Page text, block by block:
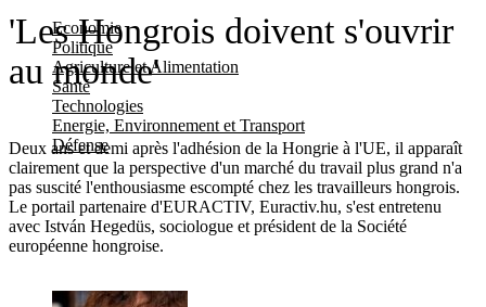
Economie
Politique
Agriculture et Alimentation
Santé
Technologies
Energie, Environnement et Transport
Défense
'Les Hongrois doivent s'ouvrir
au monde'
Deux ans et demi après l'adhésion de la Hongrie à l'UE, il apparaît
clairement que la perspective d'un marché du travail plus grand n'a
pas suscité l'enthousiasme escompté chez les travailleurs hongrois.
Le portail partenaire d'EURACTIV, Euractiv.hu, s'est entretenu
avec István Hegedüs, sociologue et président de la Société
européenne hongroise.